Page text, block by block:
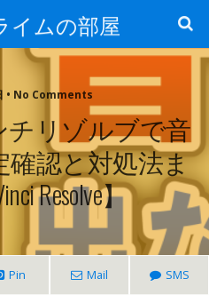
イムの部屋
• No Comments
リゾルブで音
認と対処法ま
Resolve】
Pin Mail SMS